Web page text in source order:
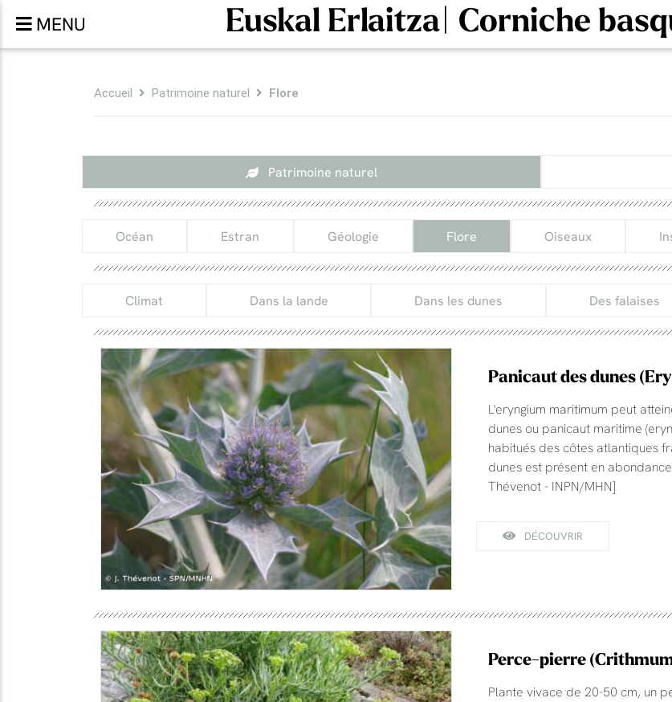
MENU Euskal Erlaitza| Corniche
Accueil Patrimoine naturel Flore
Patrimoine naturel
Océan Estran Géologie Flore Oiseaux
Climat Dans la lande Dans les dunes Des falaises
Panicaut des dunes
L'eryngium maritimum peut
dunes ou panicaut maritime
habitués des côtes atlantiques
dunes est présent en
Thévenot - INPN/MHN]
DÉCOUVRIR
Perce-pierre
Plante vivace de 20-50 cm, un